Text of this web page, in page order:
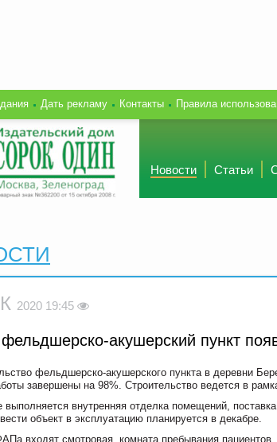
Дать рекламу Контакты Правила
Новости Статьи
2020 19:45
акушерский пункт
фельдшерско-акушерского пункта в деревни
завершены на 98%. Строительство ведется в
выполняется внутренняя отделка помещений,
объект в эксплуатацию планируется в декабре.
входят смотровая, комната пребывания